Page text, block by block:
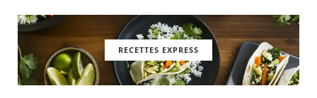
RECETTES EXPRESS